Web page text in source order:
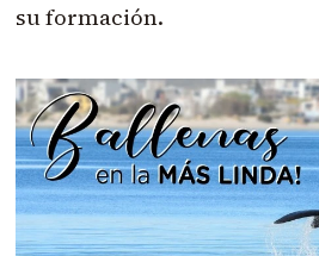
su formación.